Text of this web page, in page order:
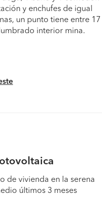
y enchufes de igual
un punto tiene entre 17
interior mina.
de vivienda en la serena
últimos 3 meses